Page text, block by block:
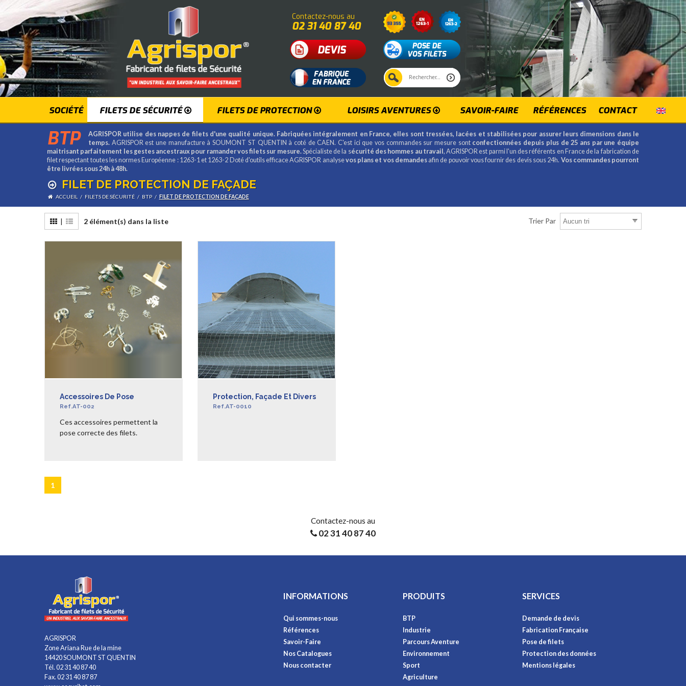
Contactez-nous au
02 31 40 87 40
SOCIÉTÉ FILETS DE SÉCURITÉ FILETS DE PROTECTION LOISIRS AVENTURES SAVOIR-FAIRE RÉFÉRENCES CONTACT
BTP
AGRISPOR utilise des nappes de filets d'une qualité unique. Fabriquées intégralement en France, elles sont tressées, lacées et stabilisées pour assurer leurs dimensions dans le
temps. AGRISPOR est une manufacture à SOUMONT ST QUENTIN à coté de CAEN. C'est ici que vos commandes sur mesure sont confectionnées depuis plus de 25 ans par une équipe
maitrisant parfaitement les gestes ancestraux pour ramander vos filets sur mesure.Spécialiste de la sécurité des hommes au travail , AGRISPOR est parmi l'un des référents en France de la fabrication de
filet respectant toutes les normes Européenne : 1263-1 et 1263-2 Doté d'outils efficace AGRISPOR analysevos plans et vos demandesafin de pouvoir vous fournir des devis sous 24h. Vos commandes pourront
être livrées sous 24h à 48h.
FILET DE PROTECTION DE FAÇADE
ACCUEIL / FILETS DE SÉCURITÉ / BTP / FILET DE PROTECTION DE FAÇADE
| 2 élément(s) dans la liste Trier Par
Accessoires De Pose
Ref.AT-002
Ces accessoires permettent la
pose correcte des filets.
Protection, Façade Et Divers
Ref.AT-0010
1
Contactez-nous au
02 31 40 87 40
AGRISPOR
Zone Ariana Rue de la mine
14420 SOUMONT ST QUENTIN
Tél. 02 31 40 87 40
Fax. 02 31 40 87 87
INFORMATIONS
Qui sommes-nous
Références
Savoir-Faire
Nos Catalogues
Nous contacter
PRODUITS
BTP
Industrie
Parcours Aventure
Environnement
Sport
Agriculture
SERVICES
Demande de devis
Fabrication Française
Pose de filets
Protection des données
Mentions légales